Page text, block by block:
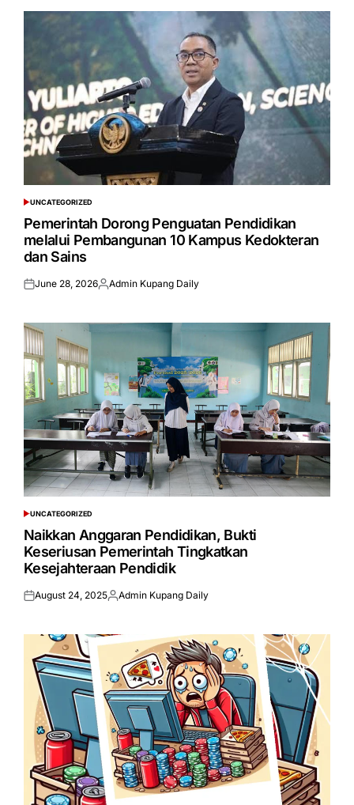
POSTED
IN
UNCATEGORIZED
Pemerintah Dorong Penguatan Pendidikan
melalui Pembangunan 10 Kampus Kedokteran
dan Sains
Posted
June 28, 2026Posted
Admin Kupang Daily
POSTED
IN
UNCATEGORIZED
Naikkan Anggaran Pendidikan, Bukti
Keseriusan Pemerintah Tingkatkan
Kesejahteraan Pendidik
Posted
August 24, 2025Posted
Admin Kupang Daily